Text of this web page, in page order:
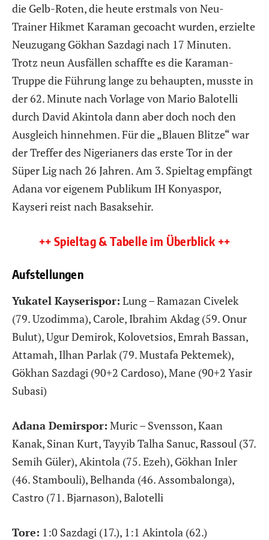
die Gelb-Roten, die heute erstmals von Neu-
Trainer Hikmet Karaman gecoacht wurden, erzielte
Neuzugang Gökhan Sazdagi nach 17 Minuten.
Trotz neun Ausfällen schaffte es die Karaman-
Truppe die Führung lange zu behaupten, musste in
der 62. Minute nach Vorlage von Mario Balotelli
durch David Akintola dann aber doch noch den
Ausgleich hinnehmen. Für die „Blauen Blitze“ war
der Treffer des Nigerianers das erste Tor in der
Süper Lig nach 26 Jahren. Am 3. Spieltag empfängt
Adana vor eigenem Publikum IH Konyaspor,
Kayseri reist nach Basaksehir.
++ Spieltag & Tabelle im Überblick ++
Aufstellungen
Yukatel Kayserispor: Lung – Ramazan Civelek
(79. Uzodimma), Carole, Ibrahim Akdag (59. Onur
Bulut), Ugur Demirok, Kolovetsios, Emrah Bassan,
Attamah, Ilhan Parlak (79. Mustafa Pektemek),
Gökhan Sazdagi (90+2 Cardoso), Mane (90+2 Yasir
Subasi)
Adana Demirspor: Muric – Svensson, Kaan
Kanak, Sinan Kurt, Tayyib Talha Sanuc, Rassoul (37.
Semih Güler), Akintola (75. Ezeh), Gökhan Inler
(46. Stambouli), Belhanda (46. Assombalonga),
Castro (71. Bjarnason), Balotelli
Tore: 1:0 Sazdagi (17.), 1:1 Akintola (62.)